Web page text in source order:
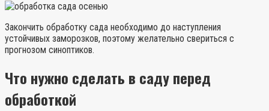
Закончить обработку сада необходимо до наступления
устойчивых заморозков, поэтому желательно свериться с
прогнозом синоптиков.
Что нужно сделать в саду перед
обработкой